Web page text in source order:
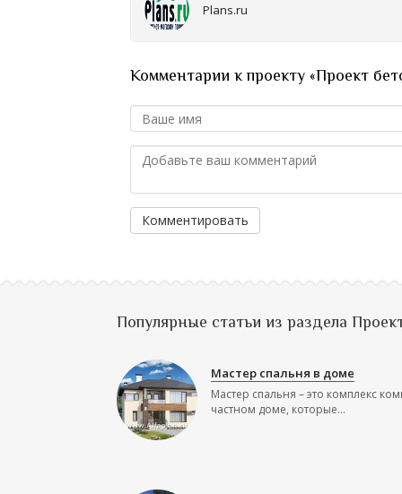
Plans.ru
Комментарии к проекту «Проект
Комментировать
Популярные статьи из раздела
Мастер спальня в доме
Мастер спальня – это комплекс
частном доме, которые...